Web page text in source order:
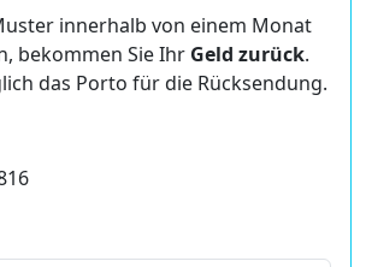
innerhalb von einem Monat
bekommen Sie Ihr Geld zurück.
das Porto für die Rücksendung.